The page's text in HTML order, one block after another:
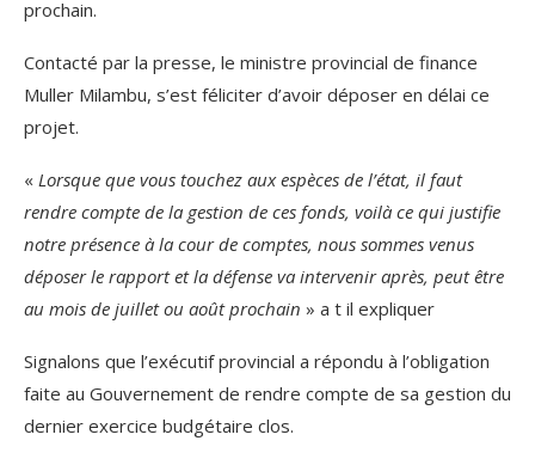
prochain.
Contacté par la presse, le ministre provincial de finance
Muller Milambu, s’est féliciter d’avoir déposer en délai ce
projet.
« Lorsque que vous touchez aux espèces de l’état, il faut
rendre compte de la gestion de ces fonds, voilà ce qui justifie
notre présence à la cour de comptes, nous sommes venus
déposer le rapport et la défense va intervenir après, peut être
au mois de juillet ou août prochain » a t il expliquer
Signalons que l’exécutif provincial a répondu à l’obligation
faite au Gouvernement de rendre compte de sa gestion du
dernier exercice budgétaire clos.